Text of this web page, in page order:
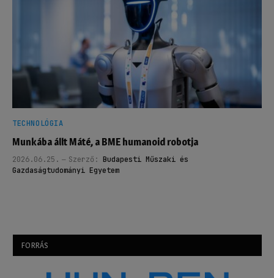
TECHNOLÓGIA
Munkába állt Máté, a BME humanoid robotja
2026.06.25. Szerző: Budapesti Műszaki és
Gazdaságtudományi Egyetem
FORRÁS